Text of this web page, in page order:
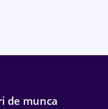
de munca